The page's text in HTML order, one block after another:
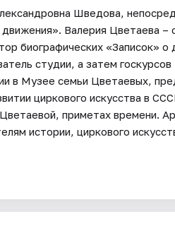
Шведова,
Валерия Цветаева –
биографических «Записок»
студии, а затем
в Музее семьи Цветаевых,
циркового искусства в
приметах времени.
истории, циркового